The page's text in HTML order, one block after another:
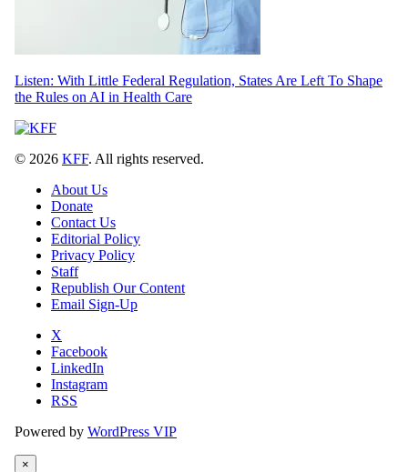
Listen: With Little Federal Regulation, States Are Left To Shape
the Rules on AI in Health Care
© 2026 KFF. All rights reserved.
About Us
Donate
Contact Us
Editorial Policy
Privacy Policy
Staff
Republish Our Content
Email Sign-Up
X
Facebook
LinkedIn
Instagram
RSS
Powered by WordPress VIP
×